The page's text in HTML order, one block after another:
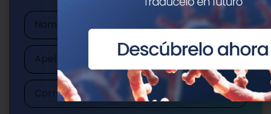
Nombre
Apellidos
Correo
electrónico